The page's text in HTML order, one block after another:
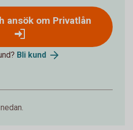
ansök om Privatlån
Bli kund